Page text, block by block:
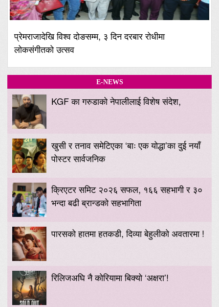
प्रेमराजादेखि विश्व दोङसम्म, ३ दिन दरबार रोधीमा
लोकसंगीतको उत्सव
E-NEWS
KGF का गरुडाको नेपालीलाई विशेष संदेश,
खुसी र तनाव समेटिएका ‘बाः एक योद्धा’का दुई नयाँ
पोस्टर सार्वजनिक
क्रिएटर समिट २०२६ सफल, १६६ सहभागी र ३०
भन्दा बढी ब्रान्डको सहभागिता
पारसको हातमा हतकडी, दिव्या बेहुलीको अवतारमा !
रिलिजअघि नै कोरियामा बिक्यो ‘अक्षरा’!